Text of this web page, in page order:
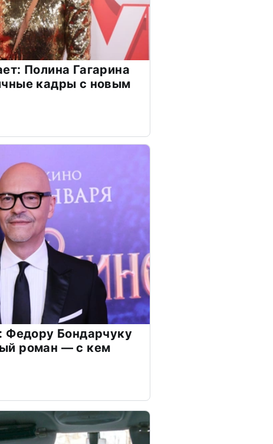
Полина Гагарина
кадры с новым
Федору Бондарчуку
роман — с кем